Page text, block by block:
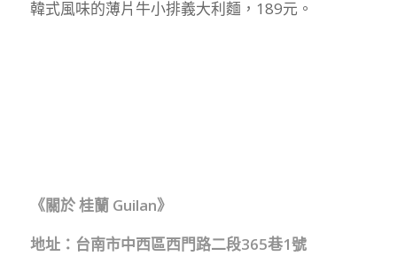
韓式風味的薄片牛小排義大利麵，189元。
《關於 桂蘭 Guilan》
地址：台南市中西區西門路二段365巷1號